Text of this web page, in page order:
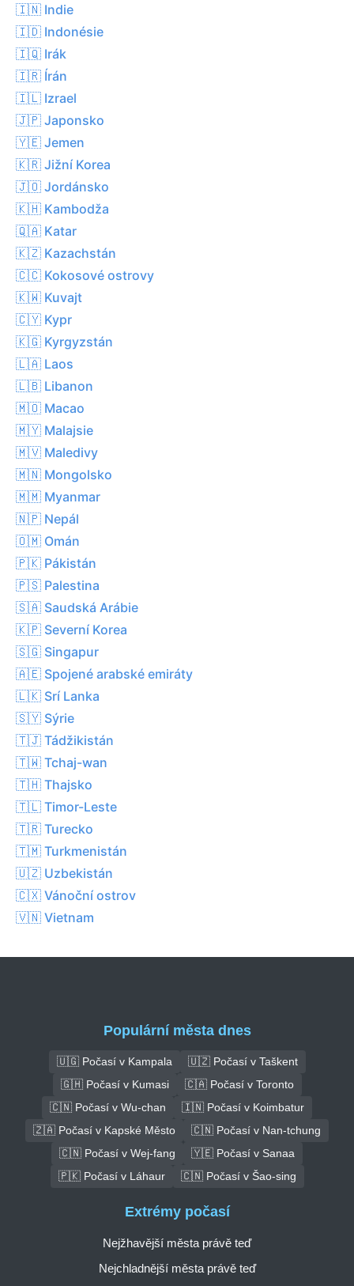
🇮🇳 Indie
🇮🇩 Indonésie
🇮🇶 Irák
🇮🇷 Írán
🇮🇱 Izrael
🇯🇵 Japonsko
🇾🇪 Jemen
🇰🇷 Jižní Korea
🇯🇴 Jordánsko
🇰🇭 Kambodža
🇶🇦 Katar
🇰🇿 Kazachstán
🇨🇨 Kokosové ostrovy
🇰🇼 Kuvajt
🇨🇾 Kypr
🇰🇬 Kyrgyzstán
🇱🇦 Laos
🇱🇧 Libanon
🇲🇴 Macao
🇲🇾 Malajsie
🇲🇻 Maledivy
🇲🇳 Mongolsko
🇲🇲 Myanmar
🇳🇵 Nepál
🇴🇲 Omán
🇵🇰 Pákistán
🇵🇸 Palestina
🇸🇦 Saudská Arábie
🇰🇵 Severní Korea
🇸🇬 Singapur
🇦🇪 Spojené arabské emiráty
🇱🇰 Srí Lanka
🇸🇾 Sýrie
🇹🇯 Tádžikistán
🇹🇼 Tchaj-wan
🇹🇭 Thajsko
🇹🇱 Timor-Leste
🇹🇷 Turecko
🇹🇲 Turkmenistán
🇺🇿 Uzbekistán
🇨🇽 Vánoční ostrov
🇻🇳 Vietnam
Populární města dnes
🇺🇬 Počasí v Kampala
🇺🇿 Počasí v Taškent
🇬🇭 Počasí v Kumasi
🇨🇦 Počasí v Toronto
🇨🇳 Počasí v Wu-chan
🇮🇳 Počasí v Koimbatur
🇿🇦 Počasí v Kapské Město
🇨🇳 Počasí v Nan-tchung
🇨🇳 Počasí v Wej-fang
🇾🇪 Počasí v Sanaa
🇵🇰 Počasí v Láhaur
🇨🇳 Počasí v Šao-sing
Extrémy počasí
Nejžhavější města právě teď
Nejchladnější města právě teď